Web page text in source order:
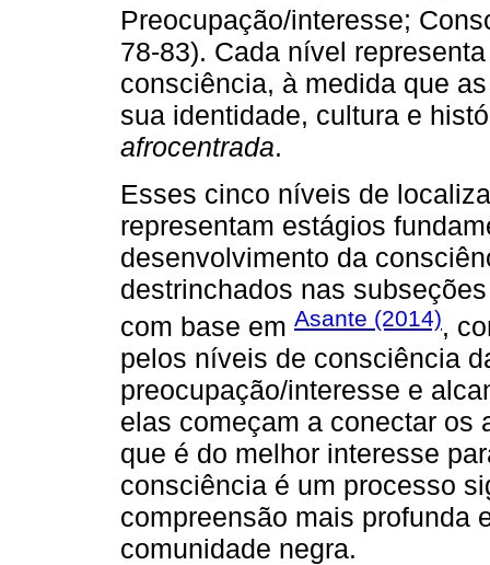
Preocupação/interesse;
78-83). Cada nível
consciência, à medida que
sua identidade, cultura e
afrocentrada.
Esses cinco níveis de
representam estágios
desenvolvimento da
destrinchados nas
com base em Asante (2014),
pelos níveis de consciência
preocupação/interesse e
elas começam a conectar os
que é do melhor interesse
consciência é um processo
compreensão mais profunda
comunidade negra.